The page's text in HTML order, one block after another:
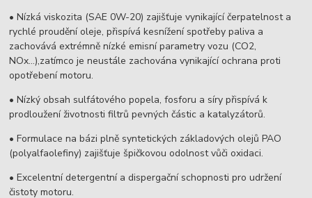
• Nízká viskozita (SAE 0W-20) zajišťuje vynikající čerpatelnost a
rychlé proudění oleje, přispívá kesnížení spotřeby paliva a
zachovává extrémně nízké emisní parametry vozu (CO2,
NOx…),zatímco je neustále zachována vynikající ochrana proti
opotřebení motoru.
• Nízký obsah sulfátového popela, fosforu a síry přispívá k
prodloužení životnosti filtrů pevných částic a katalyzátorů.
• Formulace na bázi plně syntetických základových olejů PAO
(polyalfaolefiny) zajišťuje špičkovou odolnost vůči oxidaci.
• Excelentní detergentní a dispergační schopnosti pro udržení
čistoty motoru.